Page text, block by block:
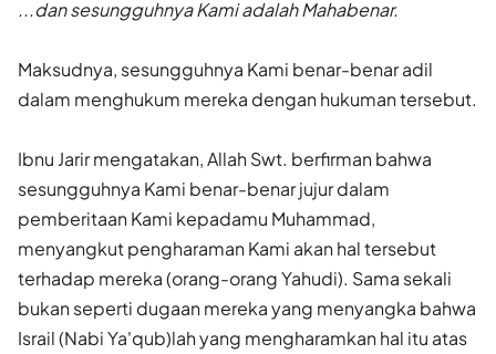
...dan sesungguhnya Kami adalah Mahabenar.
Maksudnya, sesungguhnya Kami benar-benar adil
dalam menghukum mereka dengan hukuman tersebut.
Ibnu Jarir mengatakan, Allah Swt. berfirman bahwa
sesungguhnya Kami benar-benar jujur dalam
pemberitaan Kami kepadamu Muham­mad,
menyangkut pengharaman Kami akan hal tersebut
terhadap mereka (orang-orang Yahudi). Sama sekali
bukan seperti dugaan mereka yang menyangka bahwa
Israil (Nabi Ya'qub)lah yang mengharamkan hal itu atas